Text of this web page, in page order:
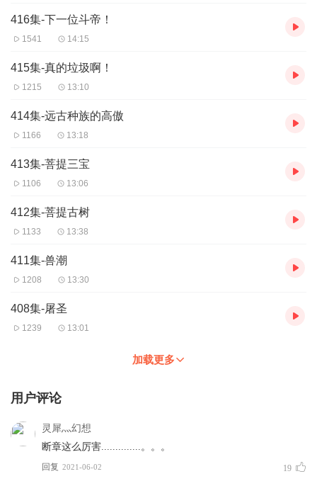
416集-下一位斗帝！
1541 14:15
415集-真的垃圾啊！
1215 13:10
414集-远古种族的高傲
1166 13:18
413集-菩提三宝
1106 13:06
412集-菩提古树
1133 13:38
411集-兽潮
1208 13:30
408集-屠圣
1239 13:01
加载更多
用户评论
灵犀灬幻想
断章这么厉害..............。。。
回复 2021-06-02 19